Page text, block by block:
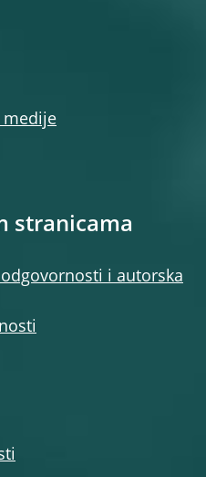
medije
stranicama
i autorska